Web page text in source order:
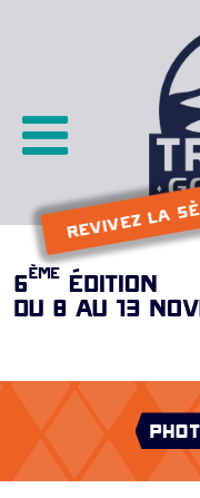
REVIVEZ LA
6èmeÉDITION
DU 8 AU 13